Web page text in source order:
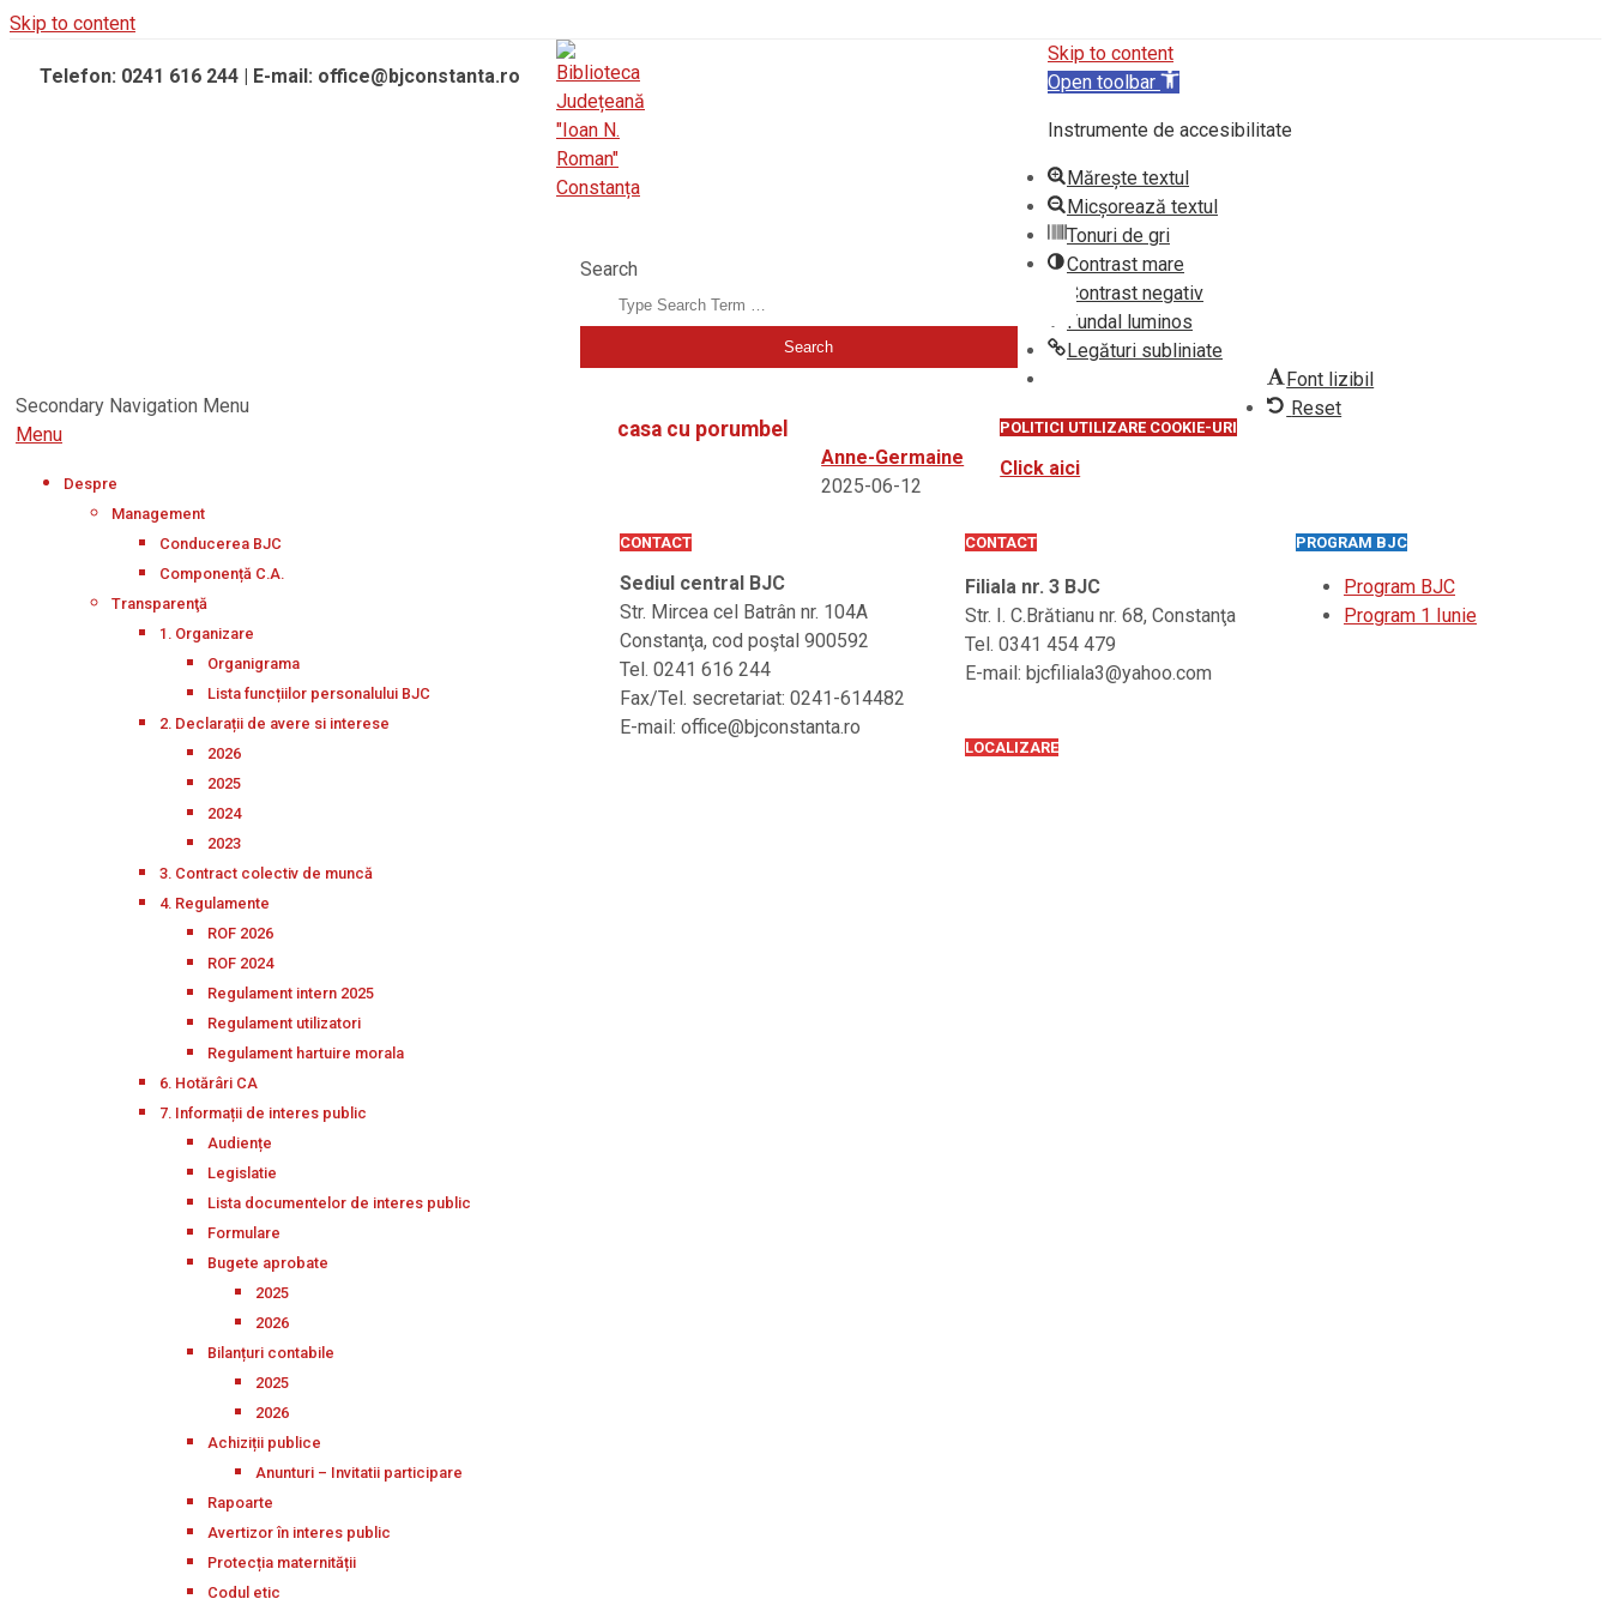
Skip to content
Telefon: 0241 616 244 | E-mail: office@bjconstanta.ro
BIBLIOTECA JUDEȚEANĂ "IOAN N. ROMAN" CONSTANȚA
Search
Secondary Navigation Menu
Menu
Despre
Management
Conducerea BJC
Componență C.A.
Transparenţă
1. Organizare
Organigrama
Lista funcțiilor personalului BJC
2. Declarații de avere si interese
2026
2025
2024
2023
3. Contract colectiv de muncă
4. Regulamente
ROF 2026
ROF 2024
Regulament intern 2025
Regulament utilizatori
Regulament hartuire morala
6. Hotărâri CA
7. Informații de interes public
Audiențe
Legislatie
Lista documentelor de interes public
Formulare
Bugete aprobate
2025
2026
Bilanțuri contabile
2025
2026
Achiziții publice
Anunturi – Invitatii participare
Rapoarte
Avertizor în interes public
Protecția maternității
Codul etic
casa cu porumbel
Anne-Germaine
2025-06-12
POLITICI UTILIZARE COOKIE-URI
Click aici
CONTACT
Sediul central BJC
Str. Mircea cel Batrân nr. 104A
Constanţa, cod poştal 900592
Tel. 0241 616 244
Fax/Tel. secretariat: 0241-614482
E-mail: office@bjconstanta.ro
CONTACT
Filiala nr. 3 BJC
Str. I. C.Brătianu nr. 68, Constanţa
Tel. 0341 454 479
E-mail: bjcfiliala3@yahoo.com
PROGRAM BJC
Program BJC
Program 1 Iunie
LOCALIZARE
Skip to content
Open toolbar
Instrumente de accesibilitate
Mărește textul
Micșorează textul
Tonuri de gri
Contrast mare
Contrast negativ
Fundal luminos
Legături subliniate
Font lizibil
Reset